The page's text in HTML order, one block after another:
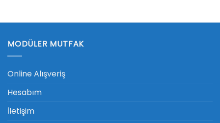
MODÜLER MUTFAK
Online Alışveriş
Hesabım
İletişim